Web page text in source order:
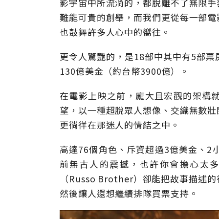
難能可貴的創舉，而我們更從每一部
也鼓舞許多人心中的嚮往。
更令人驚艷的，是18部中其中有5部
130億美金（約台幣3900億）。
在電影上映之前，龐大且宏觀的架構
望，以一種超脫眾人想像、交織無數
更徜徉在那迷人的情結之中。
高達76個角色、斥資超過3億美金、2
前無古人的震撼，也許你會擔心太
（Russo Brother）卻能把故事描述
然後讓人還想繼續排隊買票支持。